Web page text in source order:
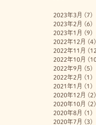
2023年3月 (7)
2023年2月 (6)
2023年1月 (9)
2022年12月 (4)
2022年11月
2022年10月
2022年9月 (5)
2022年2月 (1)
2021年1月 (1)
2020年12月 (2)
2020年10月 (2)
2020年8月 (1)
2020年7月 (3)